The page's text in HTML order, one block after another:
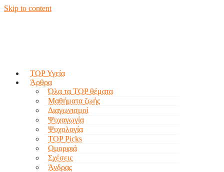
Skip to content
TOP Υγεία
Άρθρα
Όλα τα TOP θέματα
Μαθήματα ζωής
Διαγωνισμοί
Ψυχαγωγία
Ψυχολογία
TOP Picks
Ομορφιά
Σχέσεις
Άνδρας